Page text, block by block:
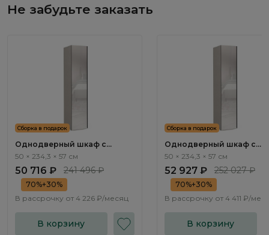
Не забудьте заказать
Сборка в подарок
Однодверный шкаф с
зеркалом Арта / Arta AR1113.0
50 × 234,3 × 57 см
50 716 ₽ 241 496 ₽
70%+30%
В рассрочку от 4 226 ₽/месяц
В корзину
Сборка в подарок
Однодверный шкаф с
зеркалом Арта / Arta
50 × 234,3 × 57 см
52 927 ₽ 252 027 ₽
70%+30%
В рассрочку от 4 411 ₽/
В корзину